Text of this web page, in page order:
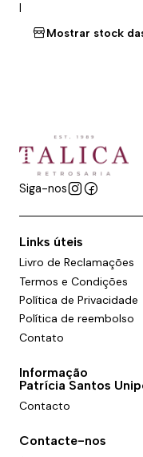
|
Mostrar stock
Siga-nos
Links úteis
Livro de Reclamações
Termos e Condições
Política de Privacidade
Política de reembolso
Contato
Informação
Patrícia Santos
Contacto
Contacte-nos